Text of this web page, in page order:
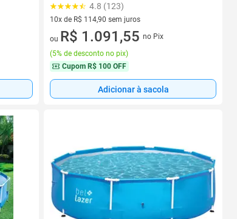
4.8 (123)
10x de R$ 114,90 sem juros
10 vez de R$ 114,90 sem juros
ou R$ 1.091,55 no Pix
(5% de desconto no pix)
Cupom R$ 100 OFF
Adicionar à sacola